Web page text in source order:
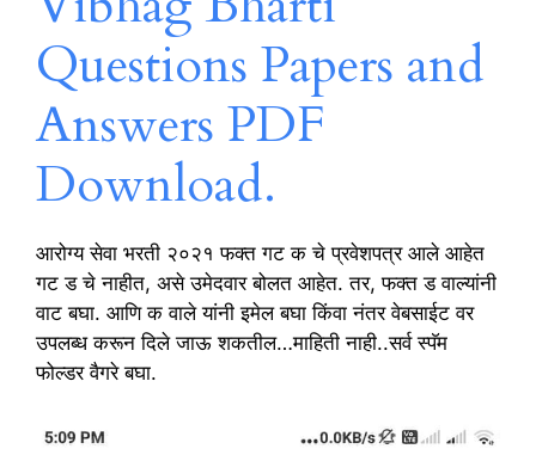
Questions Papers and
Answers PDF
Download.
आरोग्य सेवा भरती २०२१ फक्त गट क चे प्रवेशपत्र आले आहेत
गट ड चे नाहीत, असे उमेदवार बोलत आहेत. तर, फक्त ड वाल्यांनी
वाट बघा. आणि क वाले यांनी इमेल बघा किंवा नंतर वेबसाईट वर
उपलब्ध करून दिले जाऊ शकतील…माहिती नाही..सर्व स्पॅम
फोल्डर वैगरे बघा.